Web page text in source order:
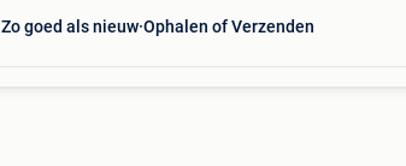
Zo goed als nieuw Ophalen of Verzenden